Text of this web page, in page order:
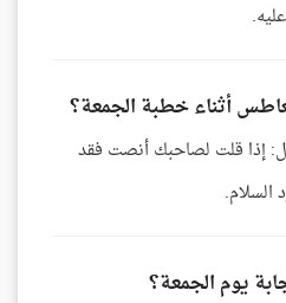
أثناء خطبة الجمعة؟
إذا قلت لصاحبك أنصت فقد
السلام.
يوم الجمعة؟